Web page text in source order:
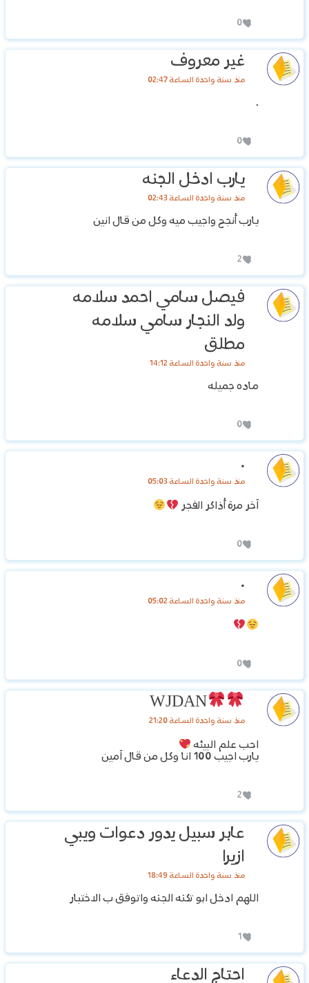
0
غير معروف
منذ سنة واحدة الساعة 02:47
.
0
يارب ادخل الجنه
منذ سنة واحدة الساعة 02:43
يارب أنجح واجيب ميه وكل من قال انين
2
فيصل سامي احمد سلامه
ولد النجار سامي سلامه
مطلق
منذ سنة واحدة الساعة 14:12
ماده جميله
0
.
منذ سنة واحدة الساعة 05:03
آخر مرة أذاكر الفجر
0
.
منذ سنة واحدة الساعة 05:02
0
WJDAN
منذ سنة واحدة الساعة 21:20
احب علم البيئه
يارب اجيب 100 انا وكل من قال آمين
2
عابر سبيل يدور دعوات ويبي
ازيرا
منذ سنة واحدة الساعة 18:49
اللهم ادخل ابو تكنه الجنه واتوفق ب الاختبار
1
احتاج الدعاء